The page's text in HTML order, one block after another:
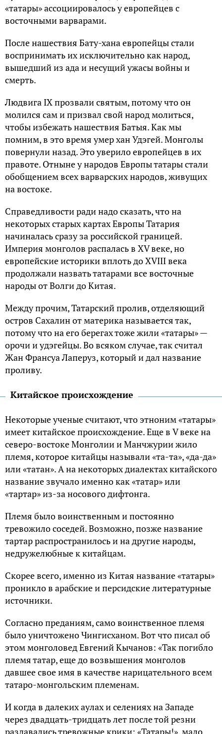
«татары» ассоциировалось у европейцев с
восточными варварами.
После нашествия Бату-хана европейцы стали
воспринимать их исключительно как народ,
вышедший из ада и несущий ужасы войны и
смерть.
Людвига IX прозвали святым, потому что он
молился сам и призвал свой народ молиться,
чтобы избежать нашествия Батыя. Как мы
помним, в это время умер хан Удэгей. Монголы
повернули назад. Это уверило европейцев в их
правоте. Отныне у народов Европы татары стали
обобщением всех варварских народов, живущих
на востоке.
Справедливости ради надо сказать, что на
некоторых старых картах Европы Татария
начиналась сразу за российской границей.
Империя монголов распалась в XV веке, но
европейские историки вплоть до XVIII века
продолжали назвать татарами все восточные
народы от Волги до Китая.
Между прочим, Татарский пролив, отделяющий
остров Сахалин от материка называется так,
потому что на его берегах тоже жили «татары» —
орочи и удэгейцы. Во всяком случае, так считал
Жан Франсуа Лаперуз, который и дал название
проливу.
Китайское происхождение
Некоторые ученые считают, что этноним «татары»
имеет китайское происхождение. Еще в V веке на
северо-востоке Монголии и Манчжурии жило
племя, которое китайцы называли «та-та», «да-да»
или «татан». А на некоторых диалектах китайского
название звучало именно как «татар» или
«тартар» из-за носового дифтонга.
Племя было воинственным и постоянно
тревожило соседей. Возможно, позже название
тартар распространилось и на другие народы,
недружелюбные к китайцам.
Скорее всего, именно из Китая название «татары»
проникло в арабские и персидские литературные
источники.
Согласно преданиям, само воинственное племя
было уничтожено Чингисханом. Вот что писал об
этом монголовед Евгений Кычанов: «Так погибло
племя татар, еще до возвышения монголов
давшее свое имя в качестве нарицательного всем
татаро-монгольским племенам.
И когда в далеких аулах и селениях на Западе
через двадцать-тридцать лет после той резни
раздавались тревожные крики: «Татары!», мало